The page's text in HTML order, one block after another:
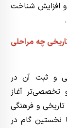
افزایش شناخت
چه مراحلی
و ثبت آن در
تخصصی‌تر آغاز
و فرهنگی
نخستین گام در